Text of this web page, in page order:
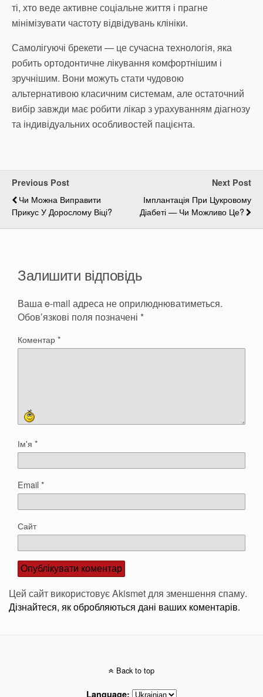
ті, хто веде активне соціальне життя і прагне
мінімізувати частоту відвідувань клініки.
Самолігуючі брекети — це сучасна технологія, яка
робить ортодонтичне лікування комфортнішим і
зручнішим. Вони можуть стати чудовою
альтернативою класичним системам, але остаточний
вибір завжди має робити лікар з урахуванням діагнозу
та індивідуальних особливостей пацієнта.
Previous Post
Чи Можна Виправити
Прикус У Дорослому Віці?
Next Post
Імплантація При Цукровому
Діабеті — Чи Можливо Це?
Залишити відповідь
Ваша e-mail адреса не оприлюднюватиметься.
Обов’язкові поля позначені *
Коментар*
Ім'я *
Email*
Сайт
Цей сайт використовує Akismet для зменшення спаму.
Дізнайтеся, як обробляються дані ваших коментарів.
Back to top
Language: